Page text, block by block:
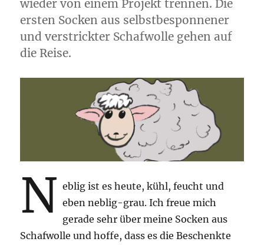
wieder von einem Projekt trennen. Die
ersten Socken aus selbstbesponnener
und verstrickter Schafwolle gehen auf
die Reise.
N eblig ist es heute, kühl, feucht und
eben neblig-grau. Ich freue mich
gerade sehr über meine Socken aus
Schafwolle und hoffe, dass es die Beschenkte